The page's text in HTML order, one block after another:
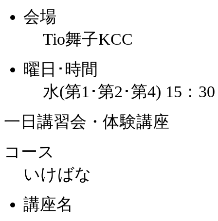
会場
Tio舞子KCC
曜日･時間
水(第1･第2･第4) 15：
一日講習会・体験講座
コース
いけばな
講座名